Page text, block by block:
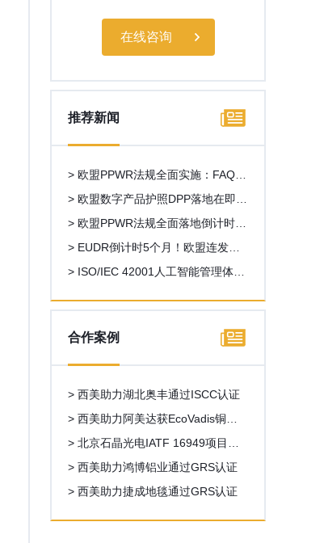
在线咨询
推荐新闻
> 欧盟PPWR法规全面实施：FAQ第
二版发布，多项关键问题获官方澄
清
> 欧盟数字产品护照DPP落地在即，
外贸出口新一轮数字化合规浪潮来
袭
> 欧盟PPWR法规全面落地倒计时！
外贸企业一站式合规操作指南
> EUDR倒计时5个月！欧盟连发重
磅新规，中国企业合规路线图全解
> ISO/IEC 42001人工智能管理体系
合作案例
> 西美助力湖北奥丰通过ISCC认证
> 西美助力阿美达获EcoVadis铜牌6
8分，超出目标分数18
> 北京石晶光电IATF 16949项目启
动
> 西美助力鸿博铝业通过GRS认证
> 西美助力捷成地毯通过GRS认证